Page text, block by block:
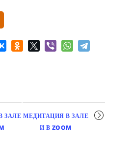
ЗАЛЕ МЕДИТАЦИЯ В ЗАЛЕ
И В ZOOM